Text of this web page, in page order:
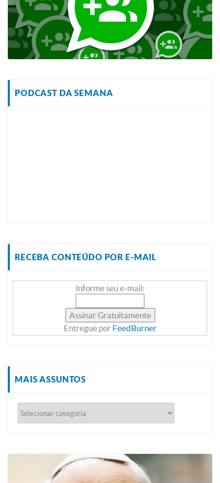
PODCAST DA SEMANA
RECEBA CONTEÚDO POR E-MAIL
Informe seu e-mail:
Entregue porFeedBurner
MAIS ASSUNTOS